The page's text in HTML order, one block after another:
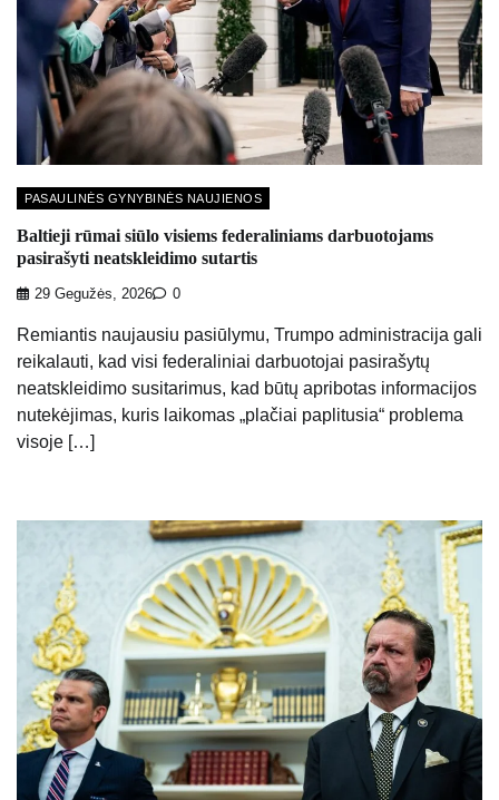
PASAULINĖS GYNYBINĖS NAUJIENOS
Baltieji rūmai siūlo visiems federaliniams darbuotojams
pasirašyti neatskleidimo sutartis
29 Gegužės, 2026 0
Remiantis naujausiu pasiūlymu, Trumpo administracija gali
reikalauti, kad visi federaliniai darbuotojai pasirašytų
neatskleidimo susitarimus, kad būtų apribotas informacijos
nutekėjimas, kuris laikomas „plačiai paplitusia“ problema
visoje […]